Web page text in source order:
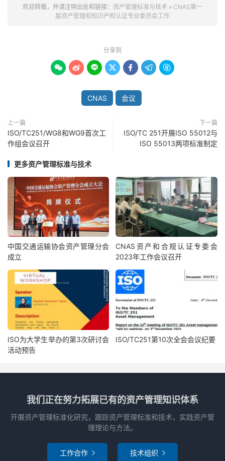
欢迎转载，并请注明出处和链接： 资产管理标准与技术 » CNAS第一
届资产管理和知识产权认证专业委员会工作
分享到
      
CNAS 会议
上一篇
ISO/TC251/WG8和WG9首次工
作组会议召开
下一篇
ISO/TC 251开展ISO 55012与
ISO 55013两项标准制定
更多资产管理标准与技术
中国交通运输协会资产管理分会
成立
CNAS资产和合规认证专委会
2023年工作会议召开
ISO为大学生举办的第3次研讨会
活动预告
ISO/TC251第10次全会会议纪要
我们正在努力拓展已有的资产管理知识体系
开展资产管理标准化研究，跟踪资产管理标准和技术，实践资产管
理理论与方法。
工作合作  技术组织 